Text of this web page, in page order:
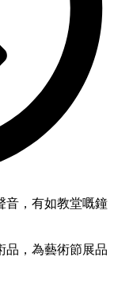
音，有如教堂嘅鐘
品，為藝術節展品